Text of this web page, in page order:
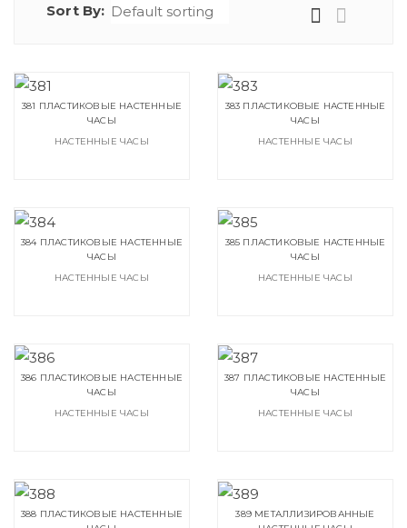
Sort By:
381 ПЛАСТИКОВЫЕ НАСТЕННЫЕ
ЧАСЫ
НАСТЕННЫЕ ЧАСЫ
383 ПЛАСТИКОВЫЕ НАСТЕННЫЕ
ЧАСЫ
НАСТЕННЫЕ ЧАСЫ
384 ПЛАСТИКОВЫЕ НАСТЕННЫЕ
ЧАСЫ
НАСТЕННЫЕ ЧАСЫ
385 ПЛАСТИКОВЫЕ НАСТЕННЫЕ
ЧАСЫ
НАСТЕННЫЕ ЧАСЫ
386 ПЛАСТИКОВЫЕ НАСТЕННЫЕ
ЧАСЫ
НАСТЕННЫЕ ЧАСЫ
387 ПЛАСТИКОВЫЕ НАСТЕННЫЕ
ЧАСЫ
НАСТЕННЫЕ ЧАСЫ
388 ПЛАСТИКОВЫЕ НАСТЕННЫЕ
389 МЕТАЛЛИЗИРОВАННЫЕ